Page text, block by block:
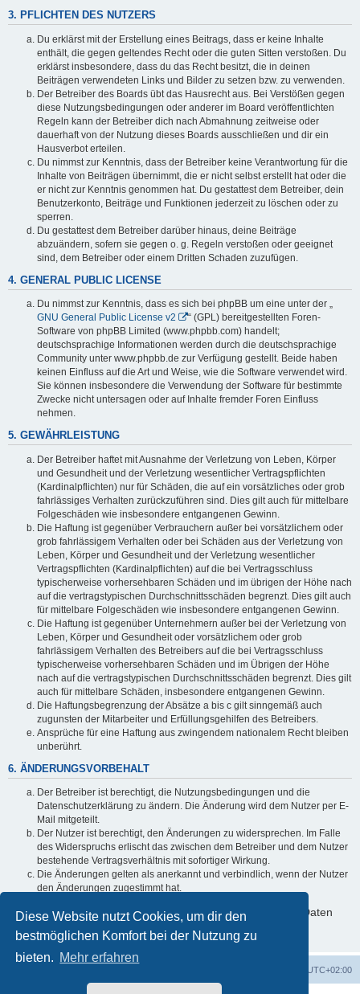
Diese Website nutzt Cookies, um dir den
bestmöglichen Komfort bei der Nutzung zu
bieten. Mehr erfahren
3. PFLICHTEN DES NUTZERS
Du erklärst mit der Erstellung eines Beitrags, dass er keine Inhalte
enthält, die gegen geltendes Recht oder die guten Sitten verstoßen. Du
erklärst insbesondere, dass du das Recht besitzt, die in deinen
Beiträgen verwendeten Links und Bilder zu setzen bzw. zu verwenden.
Der Betreiber des Boards übt das Hausrecht aus. Bei Verstößen gegen
diese Nutzungsbedingungen oder anderer im Board veröffentlichten
Regeln kann der Betreiber dich nach Abmahnung zeitweise oder
dauerhaft von der Nutzung dieses Boards ausschließen und dir ein
Hausverbot erteilen.
Du nimmst zur Kenntnis, dass der Betreiber keine Verantwortung für die
Inhalte von Beiträgen übernimmt, die er nicht selbst erstellt hat oder die
er nicht zur Kenntnis genommen hat. Du gestattest dem Betreiber, dein
Benutzerkonto, Beiträge und Funktionen jederzeit zu löschen oder zu
sperren.
Du gestattest dem Betreiber darüber hinaus, deine Beiträge
abzuändern, sofern sie gegen o. g. Regeln verstoßen oder geeignet
sind, dem Betreiber oder einem Dritten Schaden zuzufügen.
4. GENERAL PUBLIC LICENSE
Du nimmst zur Kenntnis, dass es sich bei phpBB um eine unter der „
GNU General Public License v2
“ (GPL) bereitgestellten Foren-
Software von phpBB Limited (www.phpbb.com) handelt;
deutschsprachige Informationen werden durch die deutschsprachige
Community unter www.phpbb.de zur Verfügung gestellt. Beide haben
keinen Einfluss auf die Art und Weise, wie die Software verwendet wird.
Sie können insbesondere die Verwendung der Software für bestimmte
Zwecke nicht untersagen oder auf Inhalte fremder Foren Einfluss
nehmen.
5. GEWÄHRLEISTUNG
Der Betreiber haftet mit Ausnahme der Verletzung von Leben, Körper
und Gesundheit und der Verletzung wesentlicher Vertragspflichten
(Kardinalpflichten) nur für Schäden, die auf ein vorsätzliches oder grob
fahrlässiges Verhalten zurückzuführen sind. Dies gilt auch für mittelbare
Folgeschäden wie insbesondere entgangenen Gewinn.
Die Haftung ist gegenüber Verbrauchern außer bei vorsätzlichem oder
grob fahrlässigem Verhalten oder bei Schäden aus der Verletzung von
Leben, Körper und Gesundheit und der Verletzung wesentlicher
Vertragspflichten (Kardinalpflichten) auf die bei Vertragsschluss
typischerweise vorhersehbaren Schäden und im übrigen der Höhe nach
auf die vertragstypischen Durchschnittsschäden begrenzt. Dies gilt auch
für mittelbare Folgeschäden wie insbesondere entgangenen Gewinn.
Die Haftung ist gegenüber Unternehmern außer bei der Verletzung von
Leben, Körper und Gesundheit oder vorsätzlichem oder grob
fahrlässigem Verhalten des Betreibers auf die bei Vertragsschluss
typischerweise vorhersehbaren Schäden und im Übrigen der Höhe
nach auf die vertragstypischen Durchschnittsschäden begrenzt. Dies gilt
auch für mittelbare Schäden, insbesondere entgangenen Gewinn.
Die Haftungsbegrenzung der Absätze a bis c gilt sinngemäß auch
zugunsten der Mitarbeiter und Erfüllungsgehilfen des Betreibers.
Ansprüche für eine Haftung aus zwingendem nationalem Recht bleiben
unberührt.
6. ÄNDERUNGSVORBEHALT
Der Betreiber ist berechtigt, die Nutzungsbedingungen und die
Datenschutzerklärung zu ändern. Die Änderung wird dem Nutzer per E-
Mail mitgeteilt.
Der Nutzer ist berechtigt, den Änderungen zu widersprechen. Im Falle
des Widerspruchs erlischt das zwischen dem Betreiber und dem Nutzer
bestehende Vertragsverhältnis mit sofortiger Wirkung.
Die Änderungen gelten als anerkannt und verbindlich, wenn der Nutzer
den Änderungen zugestimmt hat.
Informationen über den Umgang mit deinen persönlichen Daten
sind in der Datenschutzerklärung enthalten.
UTC+02:00